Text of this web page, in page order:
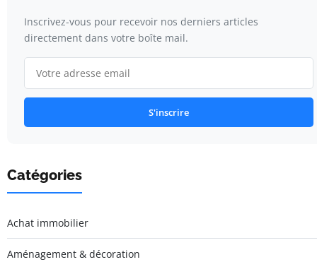
Inscrivez-vous pour recevoir nos derniers articles
directement dans votre boîte mail.
S'inscrire
Catégories
Achat immobilier
Aménagement & décoration